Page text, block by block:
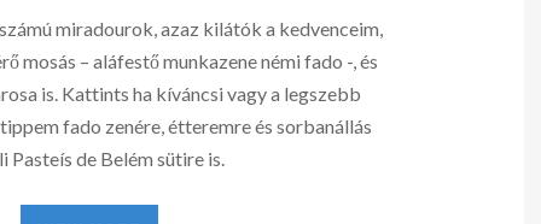
miradourok, azaz kilátók a kedvenceim,
mosás – aláfestő munkazene némi fado -, és
is. Kattints ha kíváncsi vagy a legszebb
fado zenére, étteremre és sorbanállás
Pasteís de Belém sütire is.